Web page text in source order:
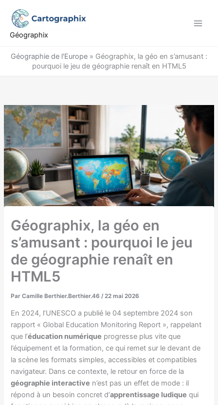
contenu
Géographix
Géographie de l'Europe » Géographix, la géo en s’amusant :
pourquoi le jeu de géographie renaît en HTML5
Géographix, la géo en
s’amusant : pourquoi le jeu
de géographie renaît en
HTML5
ParCamille Berthier.Berthier.46 /22 mai 2026
En 2024, l’UNESCO a publié le 04 septembre 2024 son
rapport « Global Education Monitoring Report », rappelant
que l’éducation numérique progresse plus vite que
l’équipement et la formation, ce qui remet sur le devant de
la scène les formats simples, accessibles et compatibles
navigateur. Dans ce contexte, le retour en force de la
géographie interactive n’est pas un effet de mode : il
répond à un besoin concret d’apprentissage ludique qui